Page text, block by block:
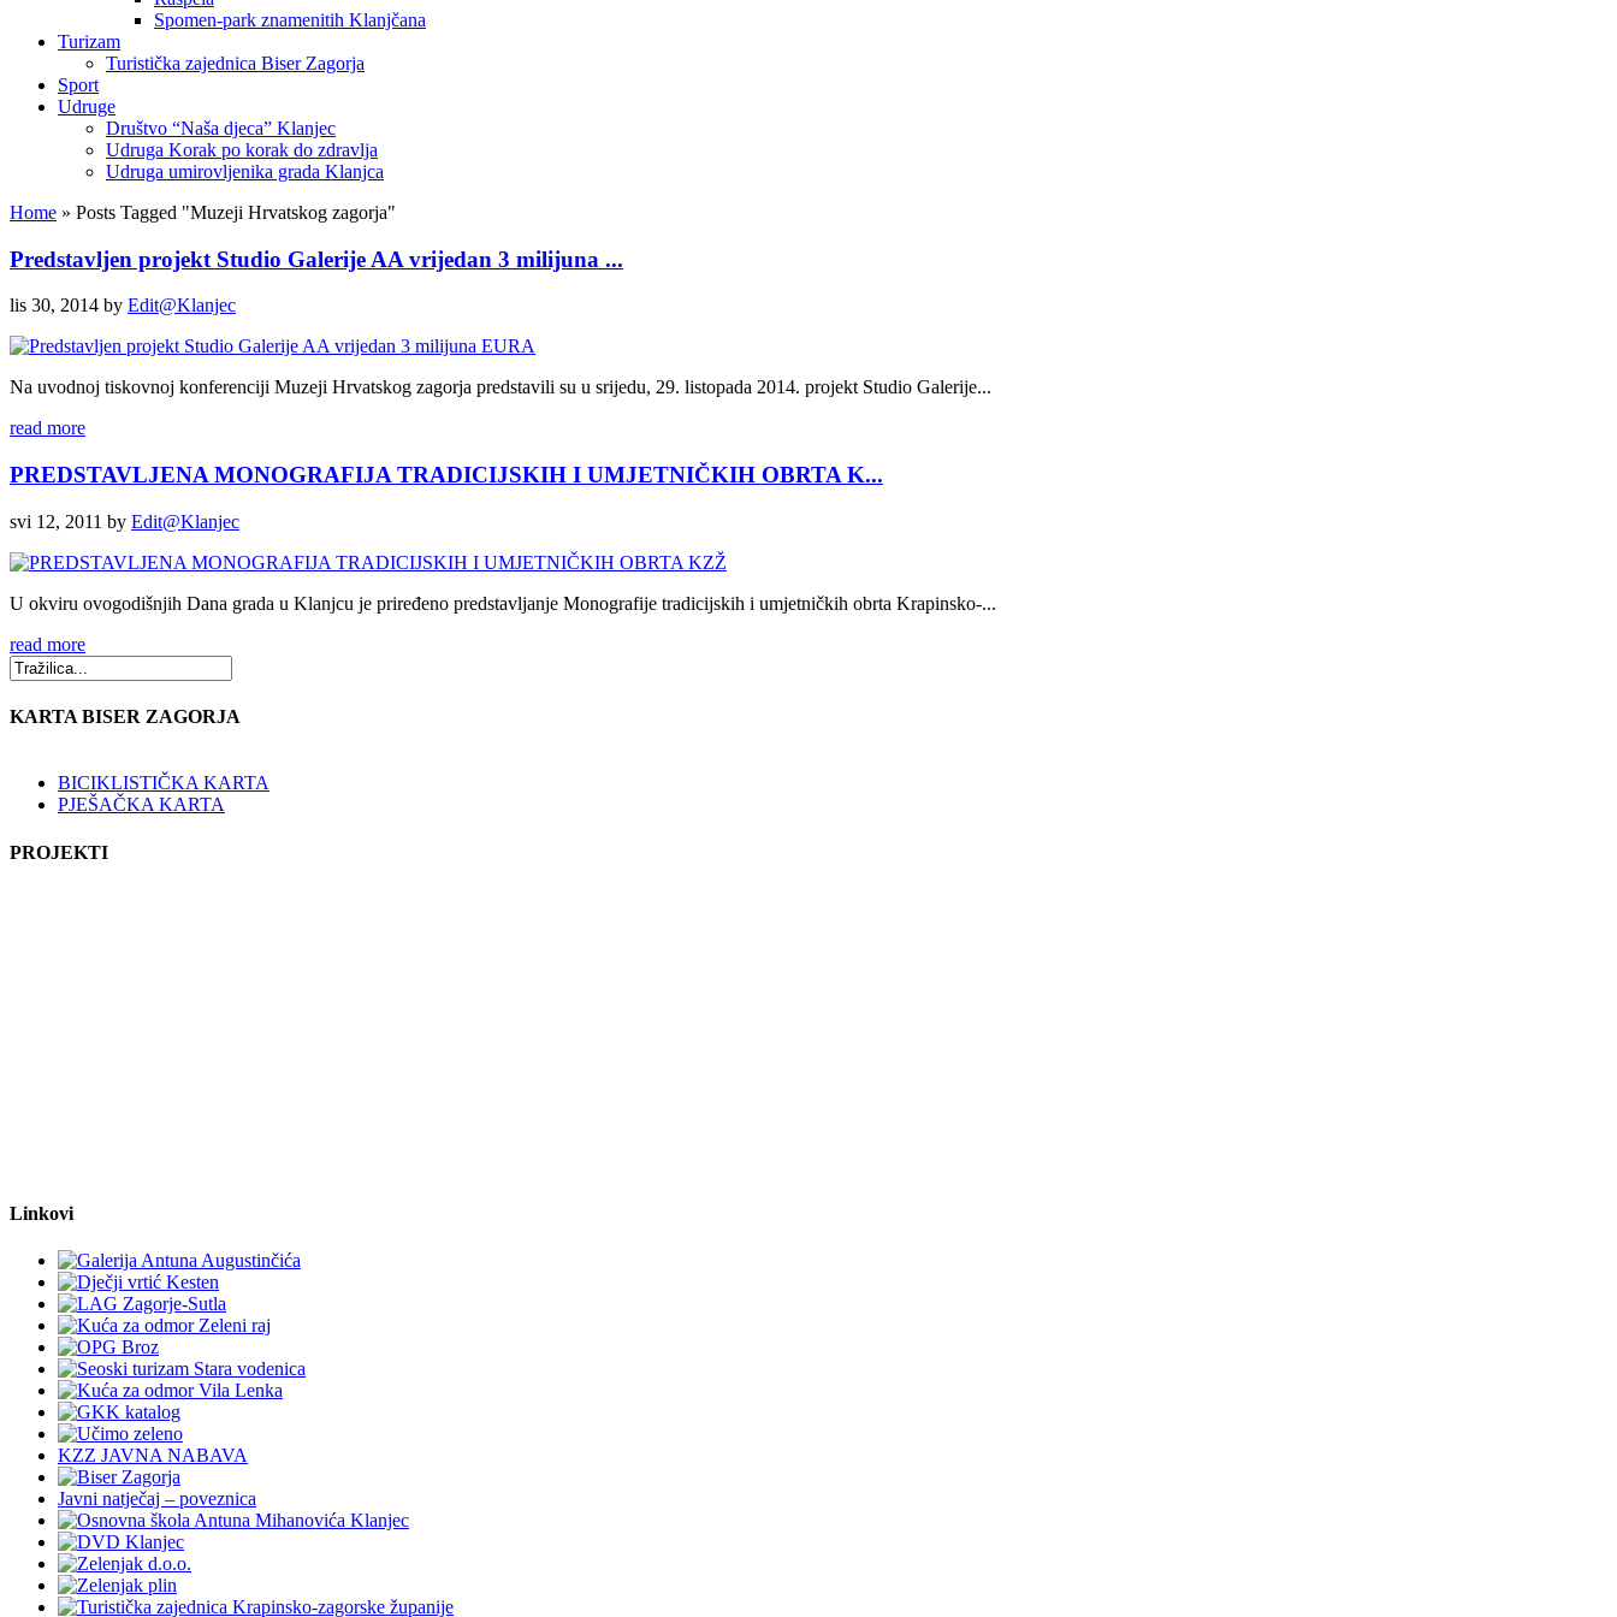
Spomen-park znamenitih Klanjčana
Turizam
Turistička zajednica Biser Zagorja
Sport
Udruge
Društvo “Naša djeca” Klanjec
Udruga Korak po korak do zdravlja
Udruga umirovljenika grada Klanjca
Home » Posts Tagged "Muzeji Hrvatskog zagorja"
Predstavljen projekt Studio Galerije AA vrijedan 3 milijuna ...
lis 30, 2014 by Edit@Klanjec
Na uvodnoj tiskovnoj konferenciji Muzeji Hrvatskog zagorja predstavili su u srijedu, 29. listopada 2014. projekt Studio Galerije...
read more
PREDSTAVLJENA MONOGRAFIJA TRADICIJSKIH I UMJETNIČKIH OBRTA K...
svi 12, 2011 by Edit@Klanjec
U okviru ovogodišnjih Dana grada u Klanjcu je priređeno predstavljanje Monografije tradicijskih i umjetničkih obrta Krapinsko-...
read more
KARTA BISER ZAGORJA
BICIKLISTIČKA KARTA
PJEŠAČKA KARTA
PROJEKTI
Linkovi
KZZ JAVNA NABAVA
Javni natječaj – poveznica